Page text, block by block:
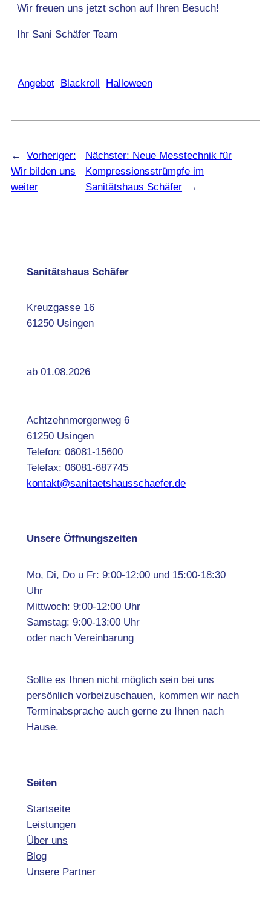
Wir freuen uns jetzt schon auf Ihren Besuch!
Ihr Sani Schäfer Team
Angebot Blackroll Halloween
←
Vorheriger:
Wir bilden uns
weiter
Nächster: Neue Messtechnik für
Kompressionsstrümpfe im
Sanitätshaus Schäfer
→
Sanitätshaus Schäfer
Kreuzgasse 16
61250 Usingen
ab 01.08.2026
Achtzehnmorgenweg 6
61250 Usingen
Telefon: 06081-15600
Telefax: 06081-687745
kontakt@sanitaetshausschaefer.de
Unsere Öffnungszeiten
Mo, Di, Do u Fr: 9:00-12:00 und 15:00-18:30
Uhr
Mittwoch: 9:00-12:00 Uhr
Samstag: 9:00-13:00 Uhr
oder nach Vereinbarung
Sollte es Ihnen nicht möglich sein bei uns
persönlich vorbeizuschauen, kommen wir nach
Terminabsprache auch gerne zu Ihnen nach
Hause.
Seiten
Startseite
Leistungen
Über uns
Blog
Unsere Partner